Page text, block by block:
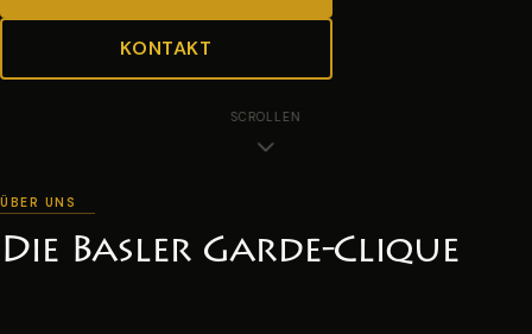
KONTAKT
SCROLLEN
ÜBER UNS
Die Basler Garde-Clique